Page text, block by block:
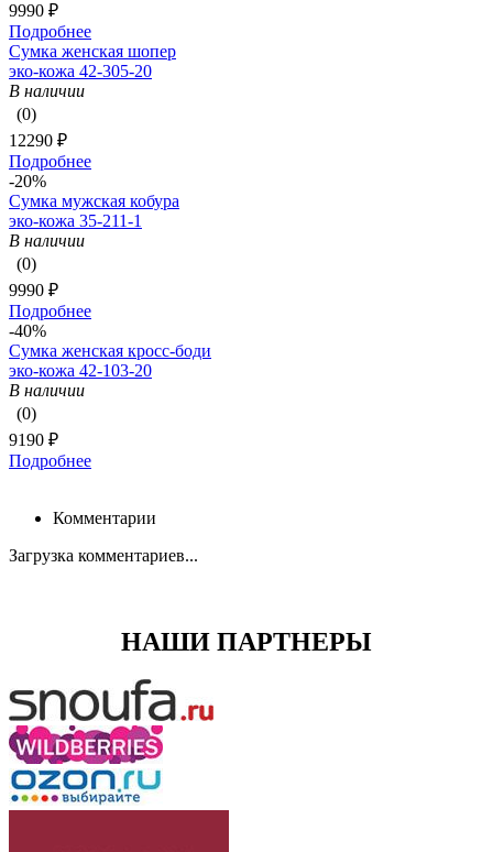
9990 ₽
Подробнее
Сумка женская шопер
эко-кожа 42-305-20
В наличии
(0)
12290 ₽
Подробнее
-20%
Сумка мужская кобура
эко-кожа 35-211-1
В наличии
(0)
9990 ₽
Подробнее
-40%
Сумка женская кросс-боди
эко-кожа 42-103-20
В наличии
(0)
9190 ₽
Подробнее
Комментарии
Загрузка комментариев...
НАШИ ПАРТНЕРЫ